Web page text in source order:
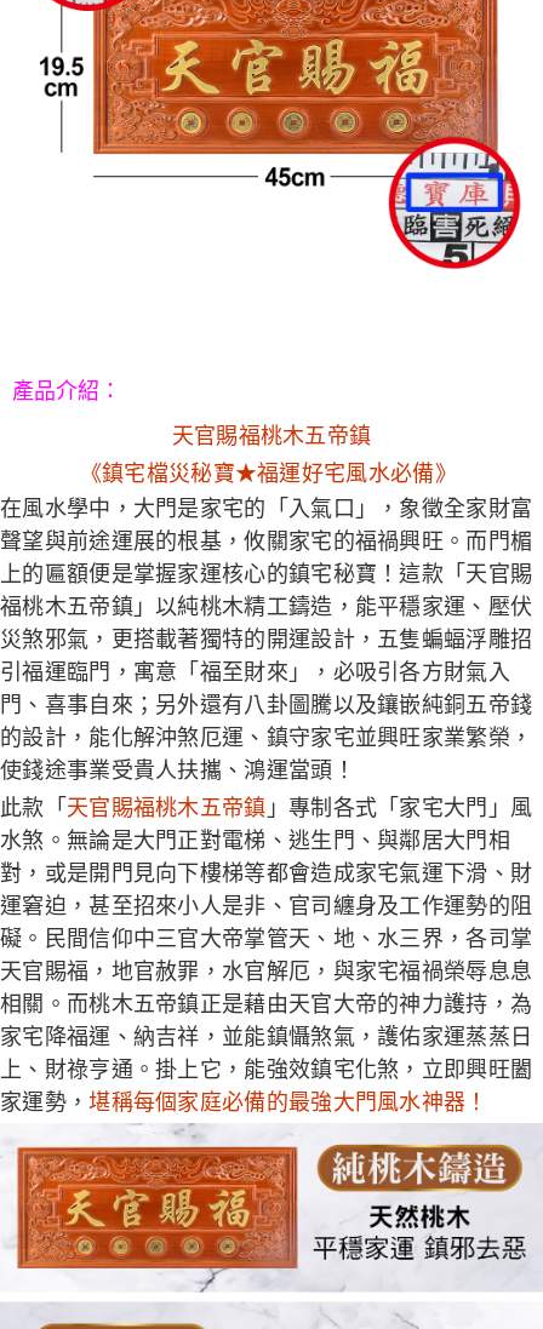
１．透過由恩沛科技股份有限公司提供之「AFTEE先享後付」服務完成之交
易，需依本服務之必要範圍內提供個人資料，並將交易相關給付款項請求債
權轉讓予恩沛科技股份有限公司。
２．關於個人資料處理事宜，請瀏覽以下網址：
https://aftee.tw/terms/#terms3
３．未成年的使用者請事先徵得法定代理人或監護人之同意方可使用
「AFTEE先享後付」，若未經同意申辦者引起之損失，本公司不負相關責
４．使用「AFTEE先享後付」時，將依據個別帳號之用戶狀況，依本公司即
時審查核予不同之上限額度；若仍有額度不足之情形，本公司將視審查結果
５．嚴禁一人註冊多個帳號或使用他人資訊註冊。若發現惡意使用之情形，
恩沛科技股份有限公司將有權停止該用戶之使用額度並採取法律行動。
產品介紹 ：
天官賜福桃木五帝鎮
《鎮宅檔災秘寶★福運好宅風水必備》
在風水學中，大門是家宅的「入氣口」，象徵全家財富
聲望與前途運展的根基，攸關家宅的福禍興旺。而門楣
上的匾額便是掌握家運核心的鎮宅秘寶！這款「天官賜
福桃木五帝鎮」以純桃木精工鑄造，能平穩家運、壓伏
災煞邪氣，更搭載著獨特的開運設計， 五隻蝙蝠浮雕招
引福運臨門，寓意「福至財來」，必吸引各方財氣入
門、喜事自來；另外還有八卦圖騰以及鑲嵌純銅五帝錢
的設計，能化解沖煞厄運、鎮守家宅並興旺家業繁榮，
使錢途事業受貴人扶攜、鴻運當頭！
此款「 天官賜福桃木五帝鎮 」專制各式「家宅大門」風
水煞。無論是大門正對電梯、逃生門、與鄰居大門相
對，或是開門見向下樓梯等都會造成家宅氣運下滑、財
運窘迫，甚至招來小人是非、官司纏身及工作運勢的阻
礙。民間信仰中三官大帝掌管天、地、水三界，各司掌
天官賜福 ，地官赦罪，水官解厄，與家宅福禍榮辱息息
相關。而桃木五帝鎮正是藉由天官大帝的神力護持，為
家宅降福運、納吉祥，並能鎮懾煞氣，護佑家運蒸蒸日
上、財祿亨通。掛上它，能強效鎮宅化煞，立即興旺闔
家運勢，堪稱每個家庭必備的最強大門風水神器！